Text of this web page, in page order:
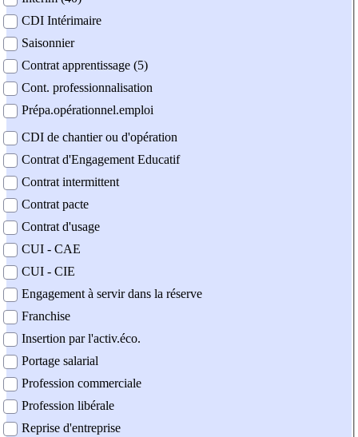
CDI Intérimaire
Saisonnier
Contrat apprentissage (5)
Cont. professionnalisation
Prépa.opérationnel.emploi
CDI de chantier ou d'opération
Contrat d'Engagement Educatif
Contrat intermittent
Contrat pacte
Contrat d'usage
CUI - CAE
CUI - CIE
Engagement à servir dans la réserve
Franchise
Insertion par l'activ.éco.
Portage salarial
Profession commerciale
Profession libérale
Reprise d'entreprise